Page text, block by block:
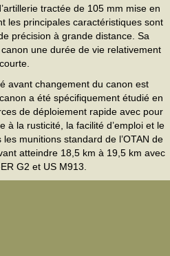
tractée de 105 mm mise en
les principales caractéristiques sont
précision à grande distance. Sa
une durée de vie relativement
courte.
avant changement du canon est
a été spécifiquement étudié en
de déploiement rapide avec pour
à la rusticité, la facilité d’emploi et le
munitions standard de l’OTAN de
atteindre 18,5 km à 19,5 km avec
G2 et US M913.